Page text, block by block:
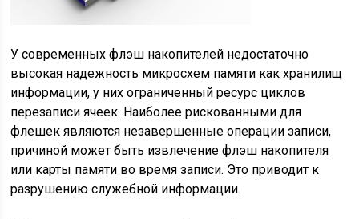
У современных флэш накопителей недостаточно
высокая надежность микросхем памяти как хранилищ
информации, у них ограниченный ресурс циклов
перезаписи ячеек. Наиболее рискованными для
флешек являются незавершенные операции записи,
причиной может быть извлечение флэш накопителя
или карты памяти во время записи. Это приводит к
разрушению служебной информации.